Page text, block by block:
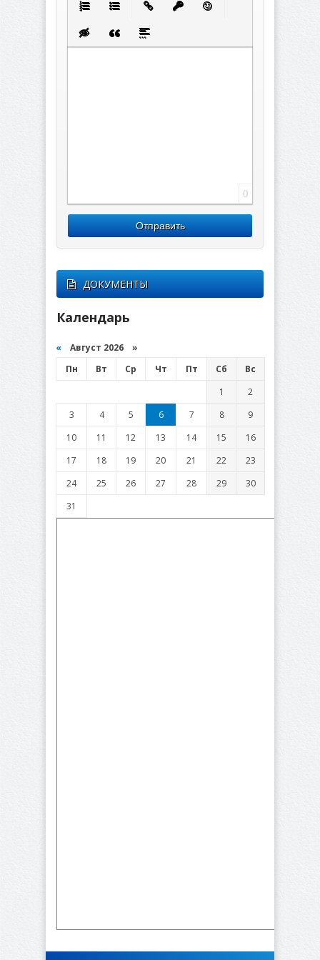
Вставка скрытого текста
Вставка цитаты
Вставка спойлера
0
Отправить
ДОКУМЕНТЫ
Календарь
« Август 2026 »
Пн
Вт Ср Чт Пт Сб
Вс
1
2
3
4 5 6 7 8
9
10
11 12 13 14 15
16
17
18 19 20 21 22
23
24
25 26 27 28 29
30
31